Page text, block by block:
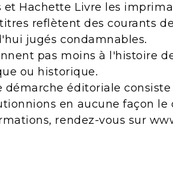
et Hachette Livre les
reflètent des courants
jugés condamnables.
pas moins à l'histoire
ou historique.
démarche éditoriale
en aucune façon le
rendez-vous sur